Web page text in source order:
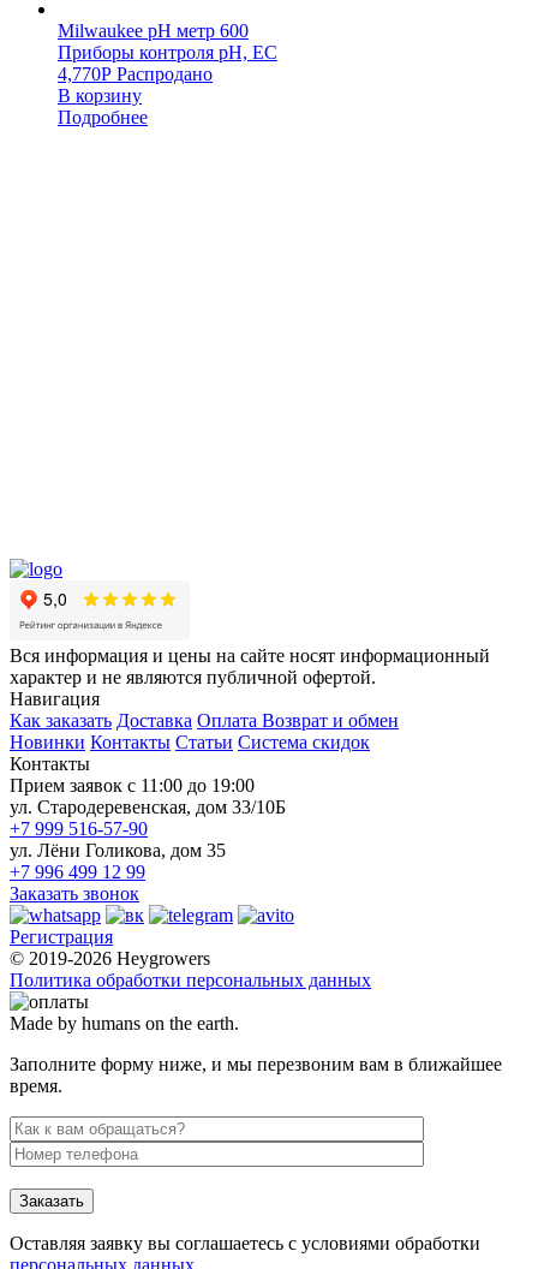
Milwaukee pH метр 600
Приборы контроля pH, EC
4,770Р Распродано
В корзину
Подробнее
Вся информация и цены на сайте носят информационный
характер и не являются публичной офертой.
Навигация
Как заказать Доставка Оплата Возврат и обмен
Новинки Контакты Статьи Система скидок
Контакты
Прием заявок с 11:00 до 19:00
ул. Стародеревенская, дом 33/10Б
+7 999 516-57-90
ул. Лёни Голикова, дом 35
+7 996 499 12 99
Заказать звонок
Регистрация
© 2019-2026 Heygrowers
Политика обработки персональных данных
Made by humans on the earth.
Заполните форму ниже, и мы перезвоним вам в ближайшее
время.
Заказать
Оставляя заявку вы соглашаетесь с условиями обработки